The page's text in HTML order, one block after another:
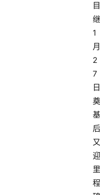
目
继
1
月
2
7
日
奠
基
后
又
迎
里
程